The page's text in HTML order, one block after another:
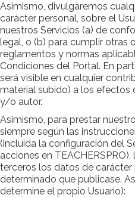
Asimismo, divulgaremos
carácter personal, sobre el
nuestros Servicios (a) de
legal, o (b) para cumplir otras
reglamentos y normas
Condiciones del Portal. En
será visible en cualquier
material subido) a los efectos
y/o autor.
Asimismo, para prestar
siempre según las
(incluida la configuración del
acciones en
terceros los datos de carácter
determinado que publicase.
determine el propio Usuario):